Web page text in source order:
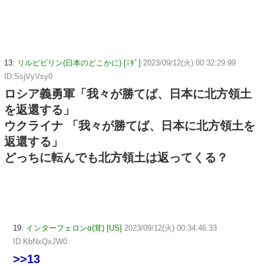
13: リルピビリン(日本のどこかに) [ﾆﾀﾞ] 2023/09/12(火) 00:32:29.99
ID:SsjVyVsy0
ロシア義勇軍「我々が勝てば、日本に北方領土
を返還する」
ウクライナ 「我々が勝てば、日本に北方領土を
返還する」
どっちに転んでも北方領土は返ってくる？
19: インターフェロンα(茸) [US] 2023/09/12(火) 00:34:46.33
ID:KbNxQxJW0
>>13